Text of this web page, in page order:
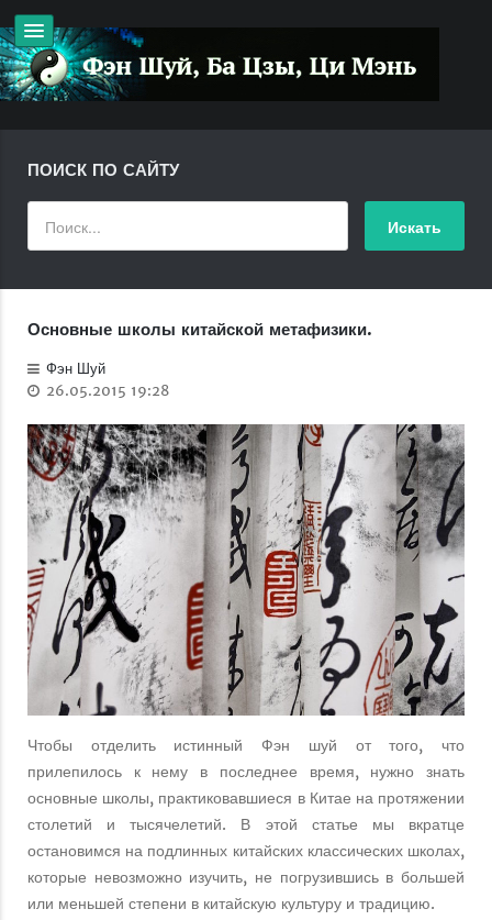
ПОИСК ПО САЙТУ
Основные школы китайской метафизики.
Фэн Шуй
26.05.2015 19:28
Чтобы отделить истинный Фэн шуй от того, что
прилепилось к нему в последнее время, нужно знать
основные школы, практиковавшиеся в Китае на протяжении
столетий и тысячелетий. В этой статье мы вкратце
остановимся на подлинных китайских классических школах,
которые невозможно изучить, не погрузившись в большей
или меньшей степени в китайскую культуру и традицию.